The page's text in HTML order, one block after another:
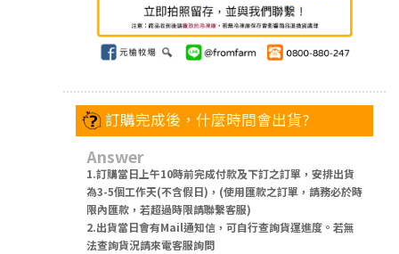
訂購完成後，什麼時間會出貨?
Answer
1.訂購當日上午10時前完成付款及下訂之訂單，安排出貨
為3-5個工作天(不含假日)，(使用匯款之訂單，請務必於時
限內匯款，若超過時限請聯繫客服)
2.出貨當日會有Mail通知信，可自行查詢貨運進度。若無
法查詢貨況請來電客服詢問